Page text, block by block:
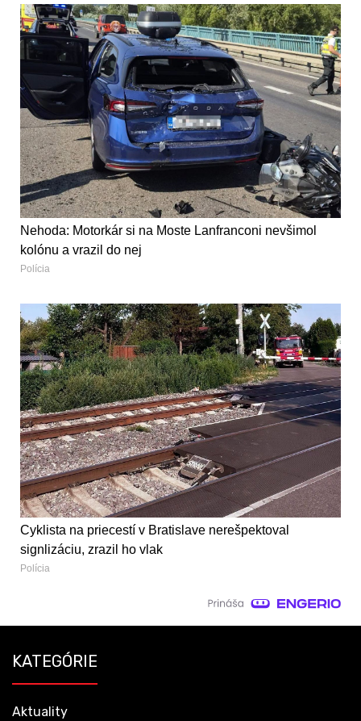
Nehoda: Motorkár si na Moste Lanfranconi nevšimol
kolónu a vrazil do nej
Polícia
Cyklista na priecestí v Bratislave nerešpektoval
signlizáciu, zrazil ho vlak
Polícia
KATEGÓRIE
Aktuality